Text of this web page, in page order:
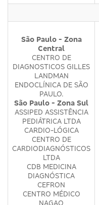
São Paulo - Zona
Central
CENTRO DE
DIAGNOSTICOS GILLES
LANDMAN
ENDOCLÍNICA DE SÃO
PAULO.
São Paulo - Zona Sul
ASSIPED ASSISTÊNCIA
PEDIÁTRICA LTDA
CARDIO-LÓGICA
CENTRO DE
CARDIODIAGNÓSTICOS
LTDA
CDB MEDICINA
DIAGNÓSTICA
CEFRON
CENTRO MÉDICO
NAGAO